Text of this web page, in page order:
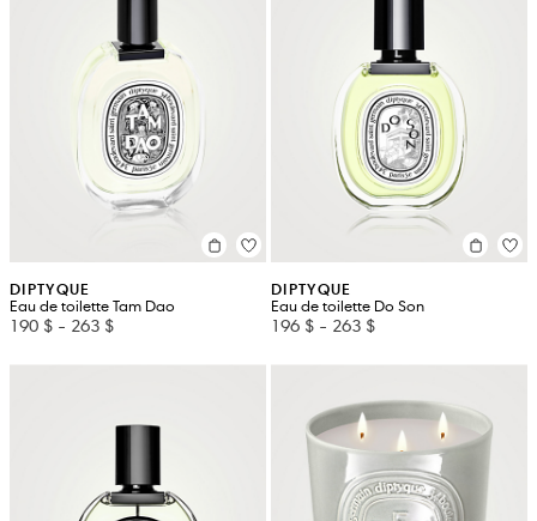
DIPTYQUE
Eau de toilette Tam Dao
190 $ - 263 $
DIPTYQUE
Eau de toilette Do Son
196 $ - 263 $